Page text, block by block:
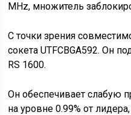
MHz, множитель
С точки зрения
сокета UTFCBGA592. Он
RS 1600.
Он обеспечивает слабую
на уровне 0.99% от